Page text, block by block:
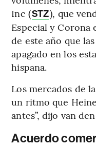
Inc (STZ), que
Especial y Corona
de este año que
apagado en los
hispana.
Los mercados de
un ritmo que
antes”, dijo van
Acuerdo